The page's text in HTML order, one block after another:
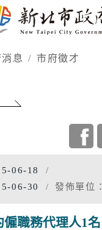
息 市府徵才
06-18
06-30 發佈單位：
僱職務代理人1名